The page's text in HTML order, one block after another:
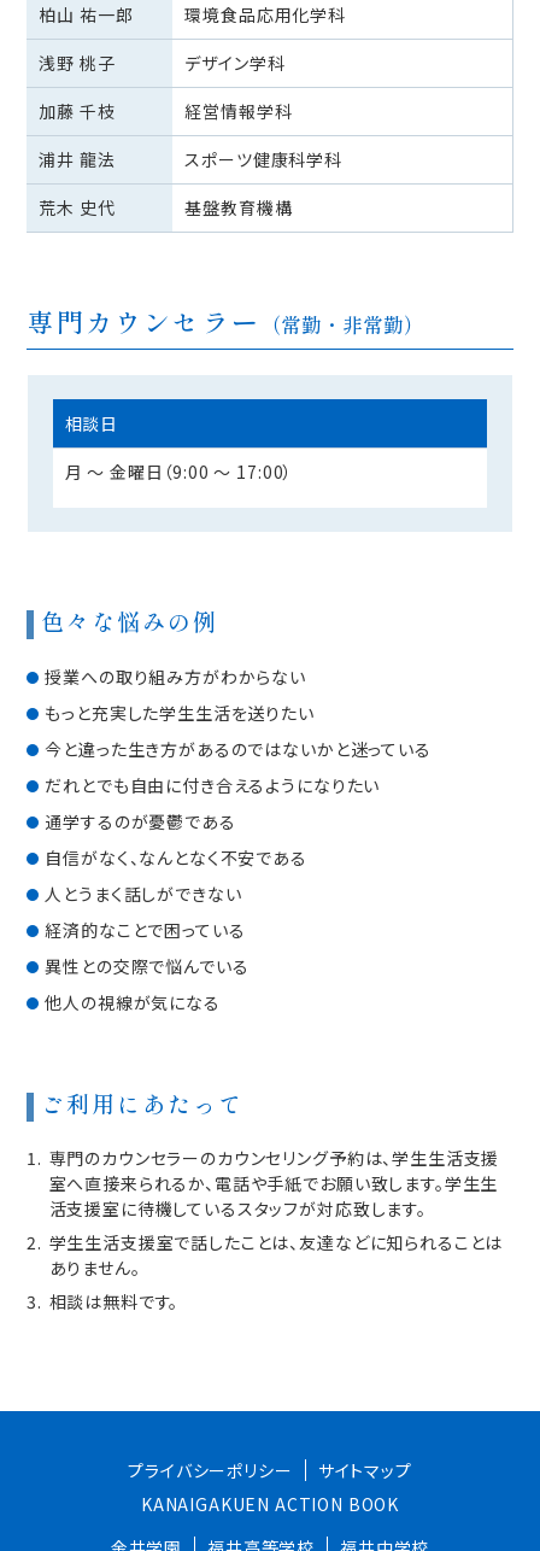
柏山 祐一郎
環境食品応用化学科
浅野 桃子
デザイン学科
加藤 千枝
経営情報学科
浦井 龍法
スポーツ健康科学科
荒木 史代
基盤教育機構
専門カウンセラー （常勤・非常勤）
相談日
月 ～ 金曜日（9:00 ～ 17:00）
色々な悩みの例
授業への取り組み方がわからない
もっと充実した学生生活を送りたい
今と違った生き方があるのではないかと迷っている
だれとでも自由に付き合えるようになりたい
通学するのが憂鬱である
自信がなく、なんとなく不安である
人とうまく話しができない
経済的なことで困っている
異性との交際で悩んでいる
他人の視線が気になる
ご利用にあたって
専門のカウンセラーのカウンセリング予約は、学生生活支援
室へ直接来られるか、電話や手紙でお願い致します。学生生
活支援室に待機しているスタッフが対応致します。
学生生活支援室で話したことは、友達などに知られることは
ありません。
相談は無料です。
プライバシーポリシー
サイトマップ
KANAIGAKUEN ACTION BOOK